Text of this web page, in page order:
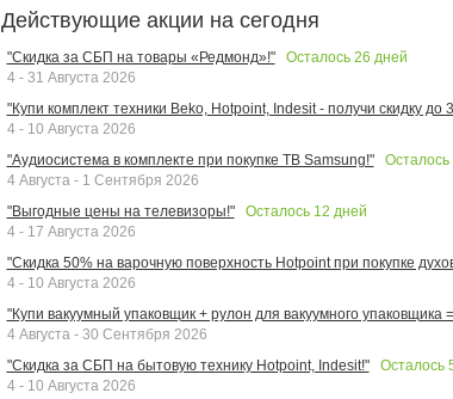
Действующие акции на сегодня
"Скидка за СБП на товары «Редмонд»!" Осталось 26 дней
4 - 31 Августа 2026
"Купи комплект техники Beko, Hotpoint, Indesit - получи скидку до
4 - 10 Августа 2026
"Аудиосистема в комплекте при покупке ТВ Samsung!"
Осталось
4 Августа - 1 Сентября 2026
"Выгодные цены на телевизоры!"
Осталось 12 дней
4 - 17 Августа 2026
"Скидка 50% на варочную поверхность Hotpoint при покупке
4 - 10 Августа 2026
"Купи вакуумный упаковщик + рулон для вакуумного упаковщика
4 Августа - 30 Сентября 2026
"Скидка за СБП на бытовую технику Hotpoint, Indesit!"
Осталось
4 - 10 Августа 2026